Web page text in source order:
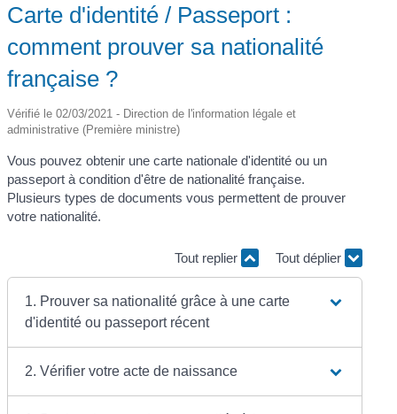
Carte d'identité / Passeport :
comment prouver sa nationalité
française ?
Vérifié le 02/03/2021 - Direction de l'information légale et
administrative (Première ministre)
Vous pouvez obtenir une carte nationale d'identité ou un
passeport à condition d'être de nationalité française.
Plusieurs types de documents vous permettent de prouver
votre nationalité.
Tout replier Tout déplier
1. Prouver sa nationalité grâce à une carte
d'identité ou passeport récent
2. Vérifier votre acte de naissance